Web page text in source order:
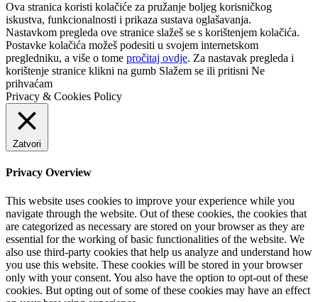
Ova stranica koristi kolačiće za pružanje boljeg korisničkog
iskustva, funkcionalnosti i prikaza sustava oglašavanja.
Nastavkom pregleda ove stranice slažeš se s korištenjem kolačića.
Postavke kolačića možeš podesiti u svojem internetskom
pregledniku, a više o tome pročitaj ovdje. Za nastavak pregleda i
korištenje stranice klikni na gumb Slažem se ili pritisni Ne
prihvaćam
Privacy & Cookies Policy
Zatvori
Privacy Overview
This website uses cookies to improve your experience while you
navigate through the website. Out of these cookies, the cookies that
are categorized as necessary are stored on your browser as they are
essential for the working of basic functionalities of the website. We
also use third-party cookies that help us analyze and understand how
you use this website. These cookies will be stored in your browser
only with your consent. You also have the option to opt-out of these
cookies. But opting out of some of these cookies may have an effect